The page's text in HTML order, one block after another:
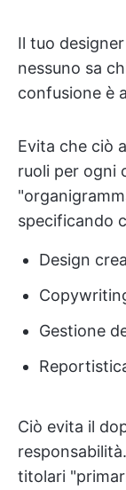
Il tuo
nessuno sa
confusione è
Evita che ciò
ruoli per ogni
specificando
Design
Gestione
Ciò evita il
titolari